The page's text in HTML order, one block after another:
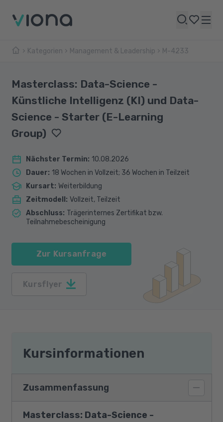
Kategorien Management & Leadership M-4233
Masterclass: Data-Science -
Künstliche Intelligenz (KI) und Data-
Science - Starter (E-Learning
Group)
Nächster Termin: 10.08.2026
Dauer: 18 Wochen in Vollzeit; 36 Wochen in Teilzeit
Kursart: Weiterbildung
Zeitmodell : Vollzeit, Teilzeit
Abschluss: Trägerinternes Zertifikat bzw.
Teilnahmebescheinigung
Zur Kursanfrage
Kursflyer
Kursinformationen
Zusammenfassung
Masterclass: Data-Science -